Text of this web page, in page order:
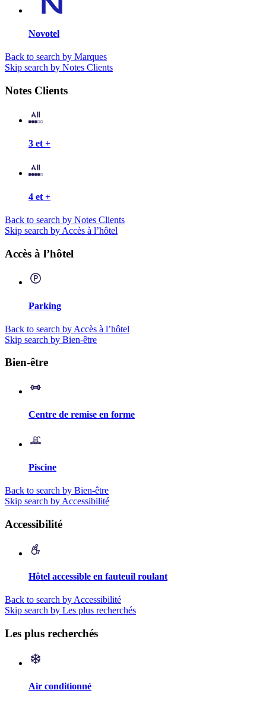
Novotel
Back to search by Marques
Skip search by Notes Clients
Notes Clients
3 et +
4 et +
Back to search by Notes Clients
Skip search by Accès à l’hôtel
Accès à l’hôtel
Parking
Back to search by Accès à l’hôtel
Skip search by Bien-être
Bien-être
Centre de remise en forme
Piscine
Back to search by Bien-être
Skip search by Accessibilité
Accessibilité
Hôtel accessible en fauteuil roulant
Back to search by Accessibilité
Skip search by Les plus recherchés
Les plus recherchés
Air conditionné